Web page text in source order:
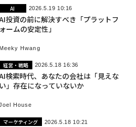
AI 2026.5.19 10:16
投資の前に解決すべき「プラットフ
ォームの安定性」
Meeky Hwang
経営・戦略 2026.5.18 16:36
検索時代、あなたの会社は「見えな
い」存在になっていないか
House
マーケティング 2026.5.18 10:21